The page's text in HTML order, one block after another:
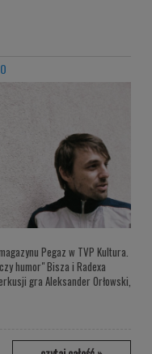
Pegaz w TVP Kultura.
humor" Bisza i Radexa
gra Aleksander Orłowski,